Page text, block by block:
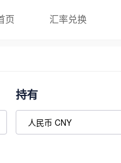
页 汇率兑换
持有